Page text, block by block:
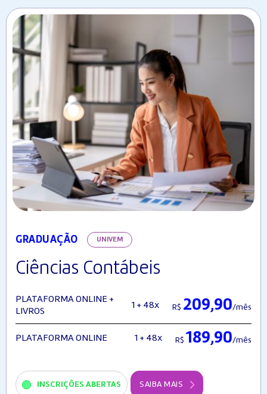
GRADUAÇÃO UNIVEM
Ciências Contábeis
PLATAFORMA ONLINE +
LIVROS
1 + 48x R$ 209,90/mês
PLATAFORMA ONLINE 1 + 48x R$ 189,90/mês
INSCRIÇÕES ABERTAS SAIBA MAIS